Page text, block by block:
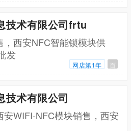
技术有限公司frtu
西安NFC智能锁模块供
发
网店第1年 百
技术有限公司
WIFI-NFC模块销售，西安